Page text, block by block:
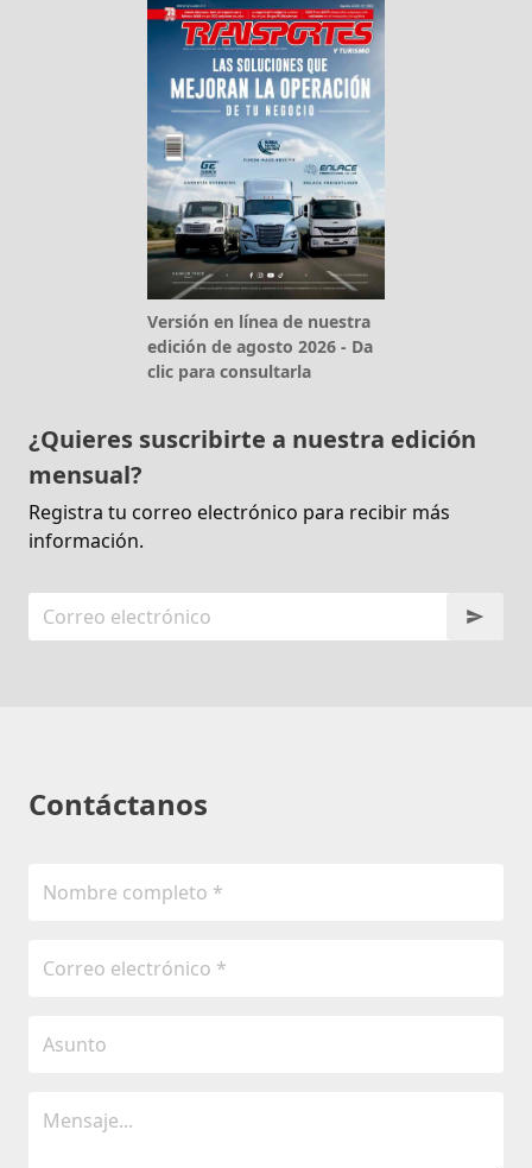
Versión en línea de nuestra
edición de agosto 2026 - Da
clic para consultarla
¿Quieres suscribirte a nuestra edición
mensual?
Registra tu correo electrónico para recibir más
información.
Contáctanos